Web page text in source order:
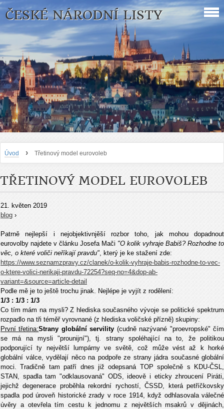
ČESKÉ NÁRODNÍ LISTY
Úvod › Třetinový model eurovoleb
TŘETINOVÝ MODEL EUROVOLEB
21. květen 2019
blog ›
Patrně nejlepší i nejobjektivnjěší rozbor toho, jak mohou dopadnout
eurovolby najdete v článku Josefa Mači "O kolik vyhraje Babiš? Rozhodne to
věc, o které voliči neříkají pravdu", který je ke stažení zde:
https://www.seznamzpravy.cz/clanek/o-kolik-vyhraje-babis-rozhodne-to-vec-
o-ktere-volici-nerikaji-pravdu-72254?seq-no=4&dop-ab-
variant=&source=article-detail
Podle mě je to ještě trochu jinak. Nejlépe je vyjít z rodělení:
1/3 : 1/3 : 1/3
Co tím mám na mysli? Z hlediska současného vývoje se politické spektrum
rozpadlo na tři téměř vyrovnané (z hlediska voličské přízně) skupiny:
První třetina:Strany globální servility (cudně nazývané "proevropské" čím
se má na mysli "prounijní"), tj. strany spoléhající na to, že politikou
podporující ty největší lumpárny ve světě, což může vést až k horké
globální válce, vydělají něco na podpoře ze strany jádra současné globální
moci. Tradičně tam patří dnes již odepsaná TOP společně s KDU-ČSL,
STAN, spadla tam "odklausovaná" ODS, ideově i eticky zhroucení Piráti,
jejichž degenerace proběhla rekordní rychostí, ČSSD, která petříčkovsky
spadla pod úroveň historické zrady v roce 1914, když odhlasovala válečné
úvěry a otevřela tím cestu k jednomu z největších msakrů v dějinách,